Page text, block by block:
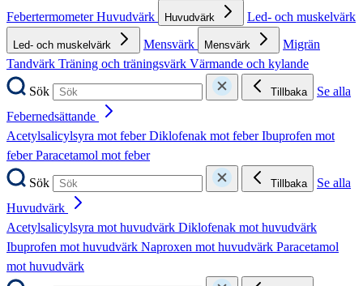
FebertermometerHuvudvärk Huvudvärk Led- och muskelvärk
Led- och muskelvärk Mensvärk Mensvärk
Migrän
Tandvärk Träning och träningsvärk Värmande och kylande
Sök
Tillbaka
Se alla
Febernedsättande
Acetylsalicylsyra mot feberDiklofenak mot feberIbuprofen mot
feberParacetamol mot feber
Sök
Tillbaka
Se alla
Huvudvärk
Acetylsalicylsyra mot huvudvärk Diklofenak mot huvudvärk
Ibuprofen mot huvudvärk Naproxen mot huvudvärk Paracetamol
mot huvudvärk